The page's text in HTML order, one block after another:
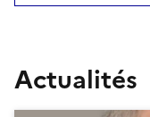
Actualités